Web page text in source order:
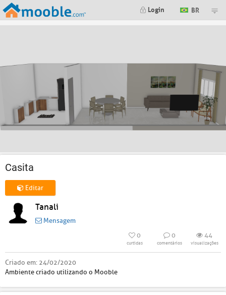
Login BR
Casita
Editar
Tanali
Mensagem
0
curtidas
0
comentários
44
visualizações
Criado em: 24/02/2020
Ambiente criado utilizando o Mooble